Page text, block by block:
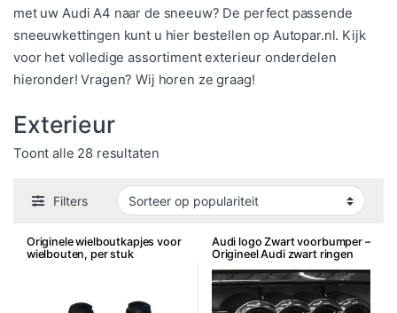
met uw Audi A4 naar de sneeuw? De perfect passende
sneeuwkettingen kunt u hier bestellen op Autopar.nl. Kijk
voor het volledige assortiment exterieur onderdelen
hieronder! Vragen? Wij horen ze graag!
Exterieur
Toont alle 28 resultatenGesorteerd op populariteit
Filters
Originele wielboutkapjes voor
wielbouten, per stuk
Audi logo Zwart voorbumper –
Origineel Audi zwart ringen
logo voorzijde